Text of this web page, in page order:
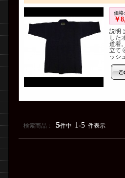
価格:
￥
説明
した
道着
立て
ッシ
検索商品： 5件中 1-5 件表示